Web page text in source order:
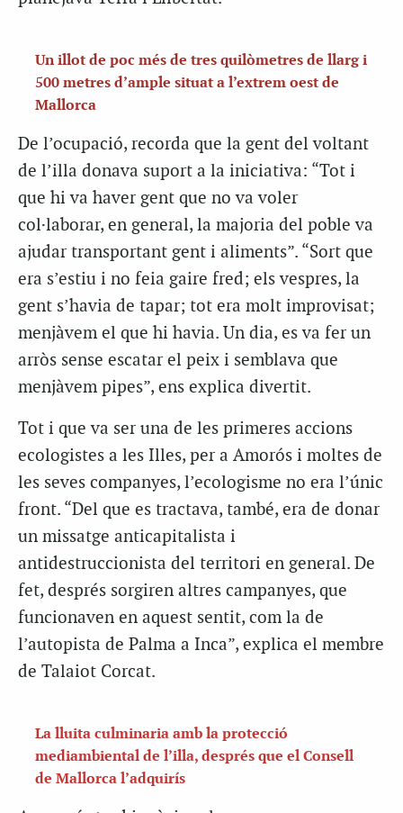
Un illot de poc més de tres quilòmetres de llarg i
500 metres d’ample situat a l’extrem oest de
Mallorca
De l’ocupació, recorda que la gent del voltant
de l’illa donava suport a la iniciativa: “Tot i
que hi va haver gent que no va voler
col·laborar, en general, la majoria del poble va
ajudar transportant gent i aliments”. “Sort que
era s’estiu i no feia gaire fred; els vespres, la
gent s’havia de tapar; tot era molt improvisat;
menjàvem el que hi havia. Un dia, es va fer un
arròs sense escatar el peix i semblava que
menjàvem pipes”, ens explica divertit.
Tot i que va ser una de les primeres accions
ecologistes a les Illes, per a Amorós i moltes de
les seves companyes, l’ecologisme no era l’únic
front. “Del que es tractava, també, era de donar
un missatge anticapitalista i
antidestruccionista del territori en general. De
fet, després sorgiren altres campanyes, que
funcionaven en aquest sentit, com la de
l’autopista de Palma a Inca”, explica el membre
de Talaiot Corcat.
La lluita culminaria amb la protecció
mediambiental de l’illa, després que el Consell
de Mallorca l’adquirís